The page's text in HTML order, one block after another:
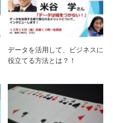
データを活用して、ビジネスに
役立てる方法とは？！